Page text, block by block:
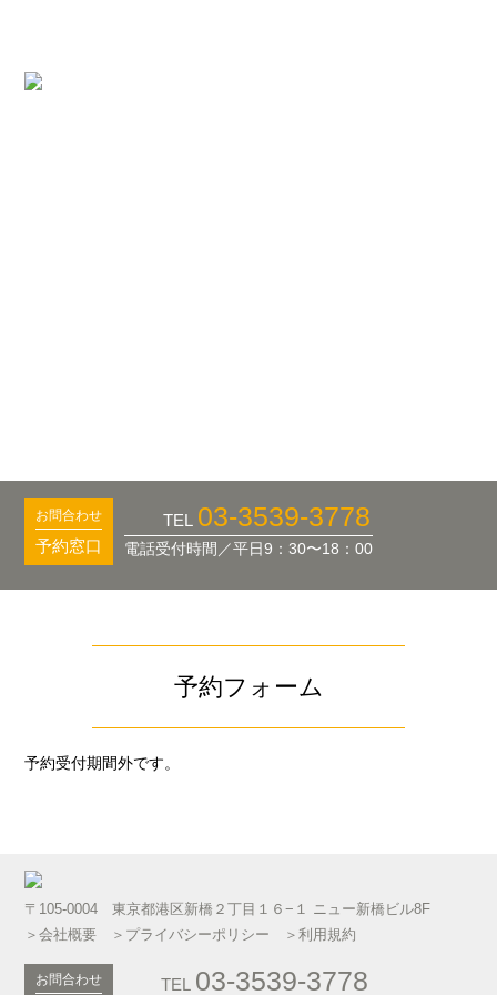
お問合わせ
予約窓口
TEL 03-3539-3778
電話受付時間／平日9：30〜18：00
予約フォーム
予約受付期間外です。
〒105-0004 東京都港区新橋２丁目１６−１ ニュー新橋ビル8F
＞会社概要
＞プライバシーポリシー ＞利用規約
お問合わせ TEL 03-3539-3778